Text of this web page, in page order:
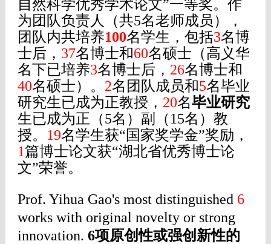
自然科学优秀学术论文”一等奖。作
为团队负责人（共5名老师成员），
团队内共培养100名学生，包括3名博
士后， 37名博士和60名硕士（高义华
名下已培养3名博士后， 26名博士和
40名硕士）。 2名团队成员和5名毕业
研究生已成为正教授， 20名毕业研究
生已成为正（5名）副（15名）教
授。 19名学生获“国家奖学金”奖励，
1篇博士论文获“湖北省优秀博士论
文”荣誉。
Prof. Yihua Gao's most distinguished 6
works with original novelty or strong
innovation. 6项原创性或强创新性的